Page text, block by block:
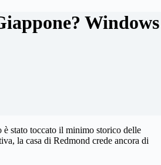
stato toccato il minimo storico delle
la casa di Redmond crede ancora di